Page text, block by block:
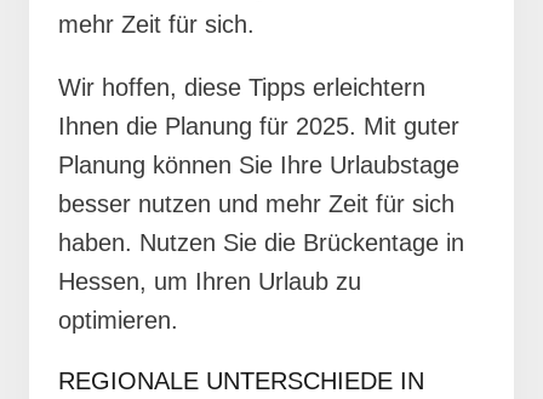
mehr Zeit für sich.
Wir hoffen, diese Tipps erleichtern
Ihnen die Planung für 2025. Mit guter
Planung können Sie Ihre Urlaubstage
besser nutzen und mehr Zeit für sich
haben. Nutzen Sie die Brückentage in
Hessen, um Ihren Urlaub zu
optimieren.
REGIONALE UNTERSCHIEDE IN